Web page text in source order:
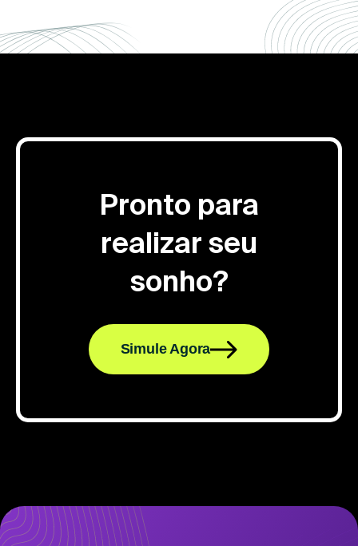
Pronto para
realizar seu
sonho?
Simule Agora